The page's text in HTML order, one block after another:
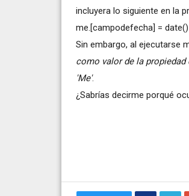
incluyera lo siguiente en la
me.[campodefecha] = date()
Sin embargo, al ejecutarse
como valor de la
'Me'.
¿Sabrías decirme porqué